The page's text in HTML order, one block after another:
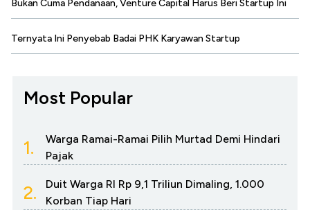
Bukan Cuma Pendanaan, Venture Capital Harus Beri Startup Ini
Ternyata Ini Penyebab Badai PHK Karyawan Startup
Most Popular
1.
Warga Ramai-Ramai Pilih Murtad Demi Hindari
Pajak
2.
Duit Warga RI Rp 9,1 Triliun Dimaling, 1.000
Korban Tiap Hari